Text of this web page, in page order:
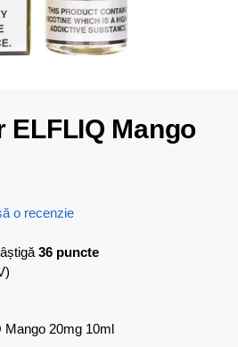
ELFLIQ Mango
o recenzie
36 puncte
Mango 20mg 10ml